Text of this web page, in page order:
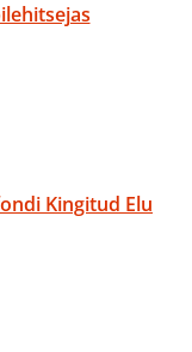
Kingitud Elu